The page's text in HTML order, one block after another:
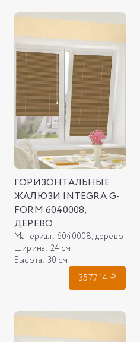
ГОРИЗОНТАЛЬНЫЕ
ЖАЛЮЗИ INTEGRA G-
FORM 6040008,
ДЕРЕВО
Материал: 6040008, дерево
Ширина: 24 см
Высота: 30 см
3577.14 ₽